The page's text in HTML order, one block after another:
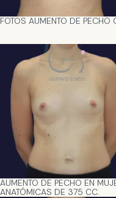
FOTOS AUMENTO DE
AUMENTO DE PECHO EN
ANATÓMICAS DE 375 CC.